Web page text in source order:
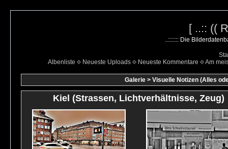
[ ..:: ((
..::::::: Die
Albenliste
Neueste Uploads Neueste Kommentare Am
Galerie> Visuelle Notizen (Alles
Kiel (Strassen, Lichtverhältnisse, Zeug)